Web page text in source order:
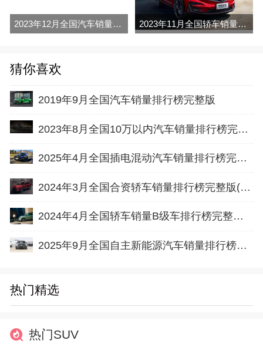
2023年12月全国汽车销量排行榜完整版(零售量 2023年11月全国轿车销量排行榜完整版(零售量
猜你喜欢
2019年9月全国汽车销量排行榜完整版
2023年8月全国10万以内汽车销量排行榜完整版
2025年4月全国插电混动汽车销量排行榜完整版(出口量
2024年3月全国合资轿车销量排行榜完整版(批发量
2024年4月全国轿车销量B级车排行榜完整版(零售量
2025年9月全国自主新能源汽车销量排行榜完整版(批发量
热门精选
热门SUV